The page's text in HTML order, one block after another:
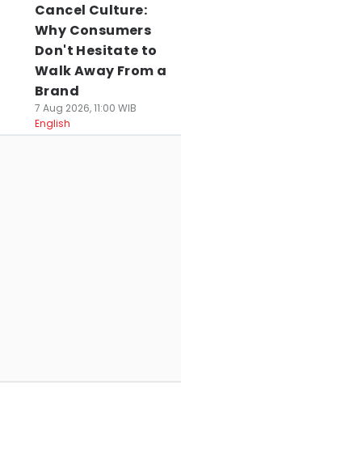
Cancel Culture:
Why Consumers
Don't Hesitate to
Walk Away From a
Brand
7 Aug 2026, 11:00 WIB
English